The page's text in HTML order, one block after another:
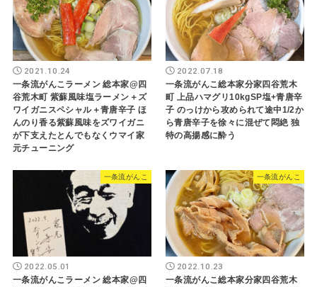
2021.10.24
一条流がんこラーメン 総本家@四
谷荒木町 紫蘇風味塩ラーメン＋ズ
ワイガニスペシャル＋青唐辛子 ほ
んのり香る紫蘇風味をズワイガニ
が下支えたとんでもなくウマイ家
元チューニング
2022.07.18
一条流がんこ総本家分家四谷荒木
町 上品ハマグリ10kgSP塩+青唐辛
子 のっけから攻められて途中1/2か
ら青唐辛子を徐々に混ぜて悶絶 独
特の高揚感に酔う
一条流がんこ
2022.05.01
一条流がんこラーメン 総本家@四
一条流がんこ
2022.10.23
一条流がんこ総本家分家四谷荒木